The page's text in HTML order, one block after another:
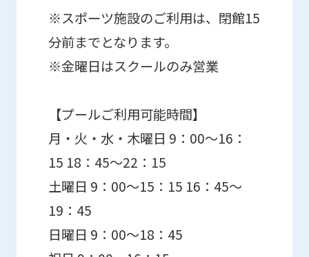
※スポーツ施設のご利用は、閉館15
分前までとなります。
※金曜日はスクールのみ営業
【プールご利用可能時間】
月・火・水・木曜日 9：00～16：
15 18：45～22：15
土曜日 9：00～15：15 16：45～
19：45
日曜日 9：00～18：45
Automatic